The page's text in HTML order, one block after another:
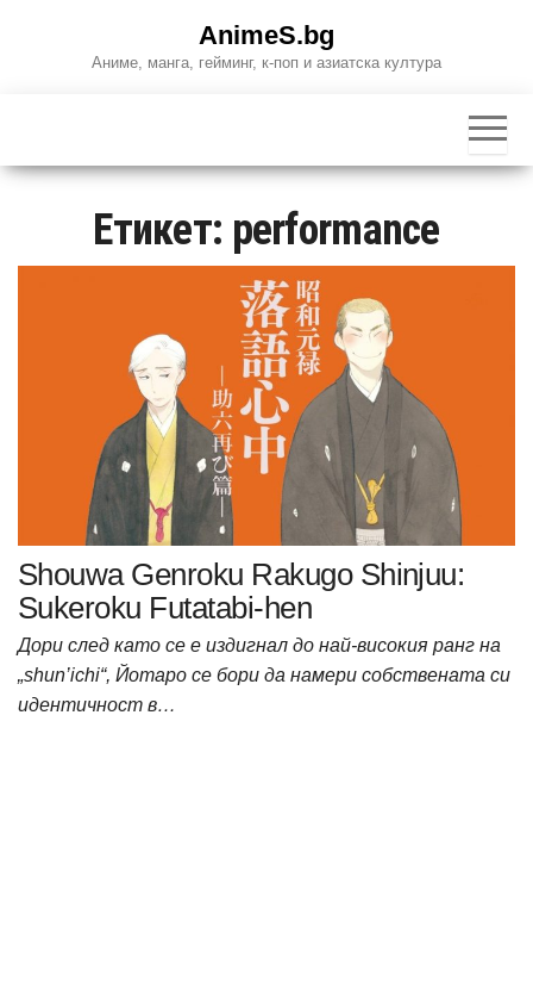
AnimeS.bg
Аниме, манга, гейминг, к-поп и азиатска култура
Етикет: performance
Shouwa Genroku Rakugo Shinjuu:
Sukeroku Futatabi-hen
Дори след като се е издигнал до най-високия ранг на
„shun’ichi“, Йотаро се бори да намери собствената си
идентичност в…